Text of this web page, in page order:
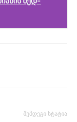
შემდეგი სტატია